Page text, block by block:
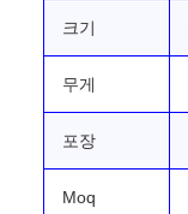
크기
무게
포장
Moq